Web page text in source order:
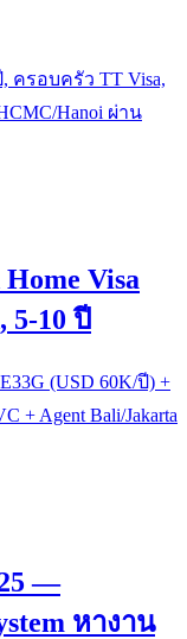
, ครอบครัว TT Visa,
Hanoi ผ่าน
Visa
5-10 ปี
(USD 60K/ปี) +
+ Agent Bali/Jakarta
—
หางาน